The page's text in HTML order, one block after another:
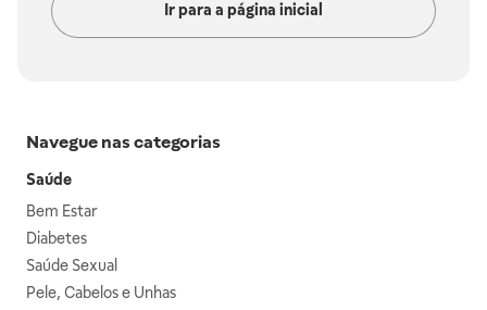
Ir para a página inicial
Navegue nas categorias
Saúde
Bem Estar
Diabetes
Saúde Sexual
Pele, Cabelos e Unhas